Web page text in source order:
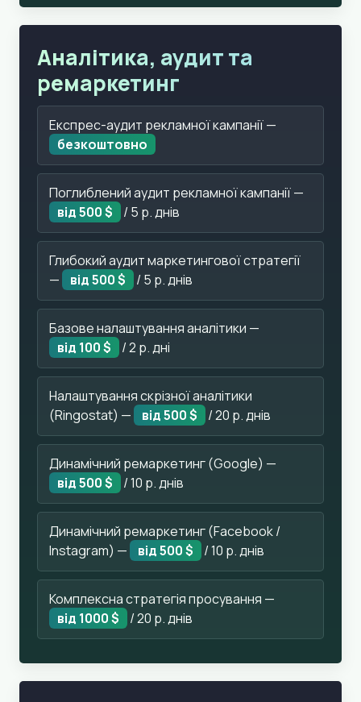
Аналітика, аудит та
ремаркетинг
Експрес-аудит рекламної кампанії —
безкоштовно
Поглиблений аудит рекламної кампанії —
від 500 $
/ 5 р. днів
Глибокий аудит маркетингової стратегії
—
від 500 $ / 5 р. днів
Базове налаштування аналітики —
від 100 $
/ 2 р. дні
Налаштування скрізної аналітики
(Ringostat) —
від 500 $ / 20 р. днів
Динамічний ремаркетинг (Google) —
від 500 $
/ 10 р. днів
Динамічний ремаркетинг (Facebook /
Instagram) —
від 500 $ / 10 р. днів
Комплексна стратегія просування —
від 1000 $
/ 20 р. днів